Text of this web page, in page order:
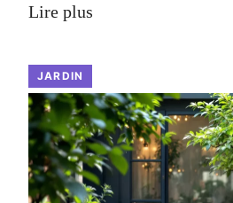
Lire plus
JARDIN